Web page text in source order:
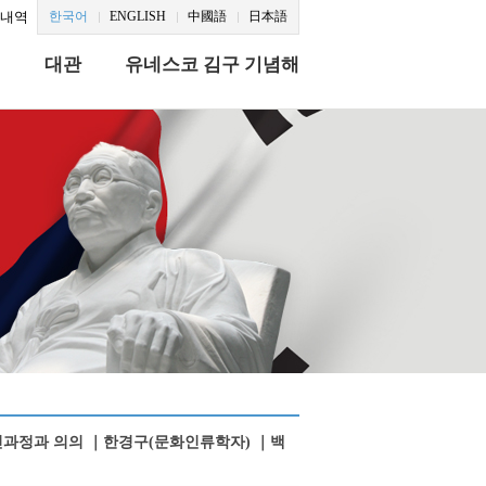
역 한국어 ENGLISH 中國語 日本語
대관 유네스코 김구 기념해
정과 의의 ｜한경구(문화인류학자) ｜백